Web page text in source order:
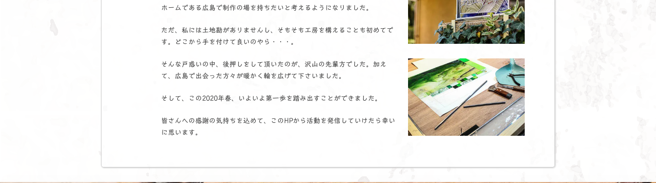
ホームである広島で制作の場を持ちたいと考えるようになりました。
ただ、私には土地勘がありませんし、そもそも工房を構えることも初めてで
す。どこから手を付けて良いのやら・・・。
そんな戸惑いの中、後押しをして頂いたのが、沢山の先輩方でした。加え
て、広島で出会った方々が暖かく輪を広げて下さいました。
そして、この2020年春、いよいよ第一歩を踏み出すことができました。
皆さんへの感謝の気持ちを込めて、このHPから活動を発信していけたら幸い
に思います。